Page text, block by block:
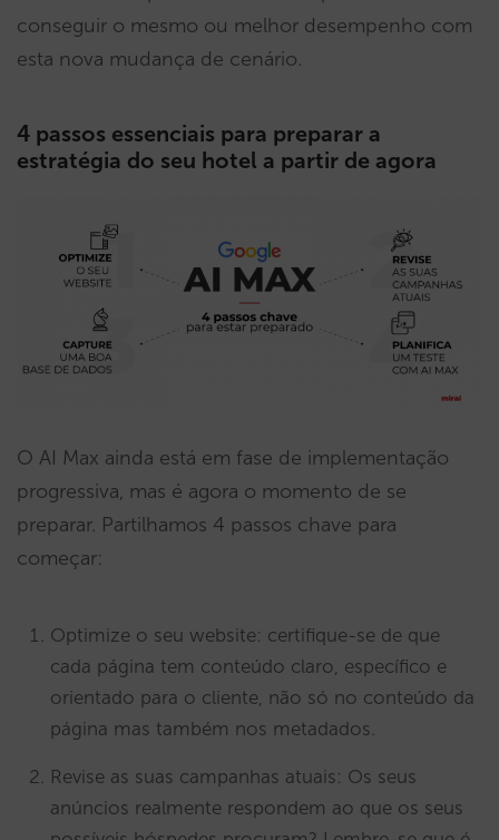
conseguir o mesmo ou melhor desempenho com
esta nova mudança de cenário.
4 passos essenciais para preparar a
estratégia do seu hotel a partir de agora
O AI Max ainda está em fase de implementação
progressiva, mas é agora o momento de se
preparar. Partilhamos 4 passos chave para
começar:
Optimize o seu website: certifique-se de que
cada página tem conteúdo claro, específico e
orientado para o cliente, não só no conteúdo da
página mas também nos metadados.
Revise as suas campanhas atuais: Os seus
anúncios realmente respondem ao que os seus